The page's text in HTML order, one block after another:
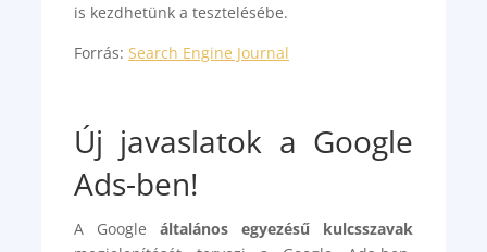
is kezdhetünk a tesztelésébe.
Forrás:Search Engine Journal
Új javaslatok a Google
Ads-ben!
A Google általános egyezésű kulcsszavak